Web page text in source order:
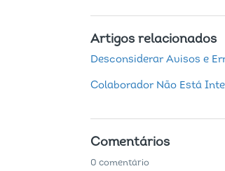
Artigos relacionados
Desconsiderar Avisos e
Colaborador Não Está
Comentários
0 comentário